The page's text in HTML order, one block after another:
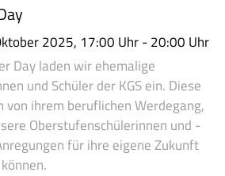
2025, 17:00 Uhr- 20:00 Uhr
Day laden wir ehemalige
und Schüler der KGS ein. Diese
von ihrem beruflichen Werdegang,
Oberstufenschülerinnen und -
für ihre eigene Zukunft